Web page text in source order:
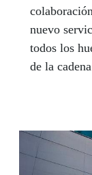
nuevo
todos los
de la